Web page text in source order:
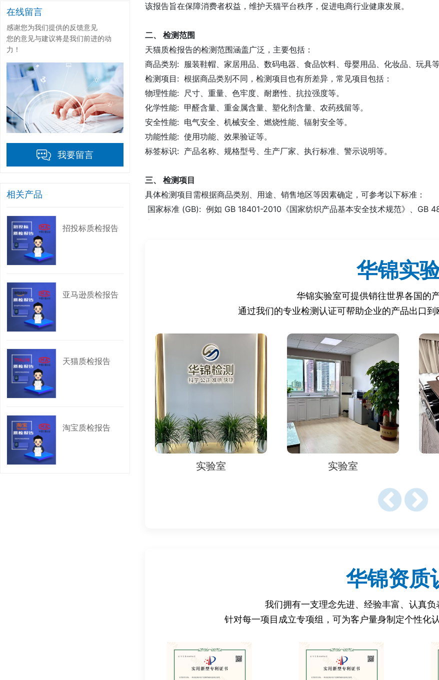
在线留言
感谢您为我们提供的反馈意见
您的意见与建议将是我们前进的动
力！
我要留言
相关产品
招投标质检报告
亚马逊质检报告
天猫质检报告
淘宝质检报告
该报告旨在保障消费者权益，维护天猫平台秩序，促进电商行业健康发展。
二、 检测范围
天猫质检报告的检测范围涵盖广泛，主要包括：
商品类别: 服装鞋帽、家居用品、数码电器、食品饮料、母婴用品、化妆品、玩具等
检测项目: 根据商品类别不同，检测项目也有所差异，常见项目包括：
物理性能: 尺寸、重量、色牢度、耐磨性、抗拉强度等。
化学性能: 甲醛含量、重金属含量、塑化剂含量、农药残留等。
安全性能: 电气安全、机械安全、燃烧性能、辐射安全等。
功能性能: 使用功能、效果验证等。
标签标识: 产品名称、规格型号、生产厂家、执行标准、警示说明等。
三、 检测项目
具体检测项目需根据商品类别、用途、销售地区等因素确定，可参考以下标准：
国家标准 (GB): 例如 GB 18401-2010《国家纺织产品基本安全技术规范》、GB
求》等。
企业标准 (Q/): 例如 Q/XXX 001-2020《XXX公司 XXX产品企业标准》等。
天猫质检报告需依据相关标准法规进行检测，主要包括：
《中华人民共和国消费者权益保护法》
《中华人民共和国电子商务法》
《网络交易监督管理办法》
《产品质量监督抽查管理暂行办法》
《强制性产品认证管理规定》
其他相关法律法规和标准
五、 为什么要做检测认证
保障消费者权益: 通过检测认证，可以有效保障商品质量，避免消费者购买到假
维护天猫平台秩序: 质检报告可以作为天猫平台审核商家资质、商品质量的重要依
规避法律风险: 通过检测认证，可以有效规避因商品质量问题引发的法律风险，保
组织机构代码证复印件
产品资料:
产品说明书
华锦实
华锦实验室可提供销往世界各国的
通过我们的专业检测认证可帮助企业的产品出口
实验室 实验室
华锦资质
我们拥有一支理念先进、经验丰富、认真负
针对每一项目成立专项组，可为客户量身制定个性化